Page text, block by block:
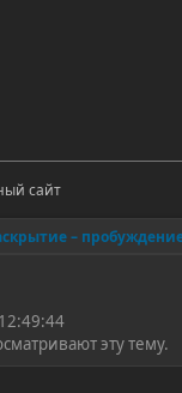
сайт
–
эту тему.